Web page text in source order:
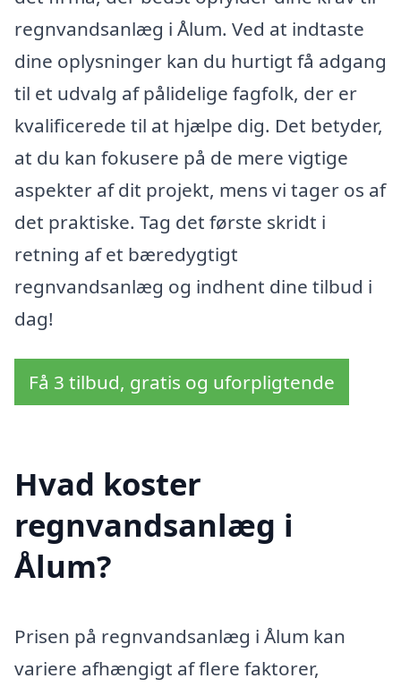
regnvandsanlæg i Ålum. Ved at indtaste
dine oplysninger kan du hurtigt få adgang
til et udvalg af pålidelige fagfolk, der er
kvalificerede til at hjælpe dig. Det betyder,
at du kan fokusere på de mere vigtige
aspekter af dit projekt, mens vi tager os af
det praktiske. Tag det første skridt i
retning af et bæredygtigt
regnvandsanlæg og indhent dine tilbud i
dag!
Få 3 tilbud, gratis og uforpligtende
Hvad koster
regnvandsanlæg i
Ålum?
Prisen på regnvandsanlæg i Ålum kan
variere afhængigt af flere faktorer,